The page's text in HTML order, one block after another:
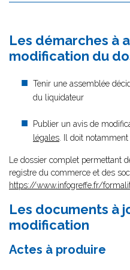
Les démarches à
modification du
Tenir une assemblée
du liquidateur
Publier un avis de
légales . Il doit
Le dossier complet permettant
registre du commerce et des
https://www.infogreffe.fr/
Les documents à
modification
Actes à produire